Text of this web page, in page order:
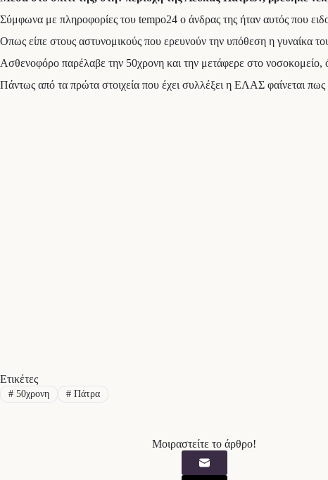
Σύμφωνα με πληροφορίες του tempo24 ο άνδρας της ήταν αυτός που
Οπως είπε στους αστυνομικούς που ερευνούν την υπόθεση η γυναίκα
Ασθενοφόρο παρέλαβε την 50χρονη και την μετάφερε στο νοσοκομείο,
Πάντως από τα πρώτα στοιχεία που έχει συλλέξει η ΕΛΑΣ φαίνεται
Ετικέτες
#50χρονη #Πάτρα
Μοιραστείτε το άρθρο!